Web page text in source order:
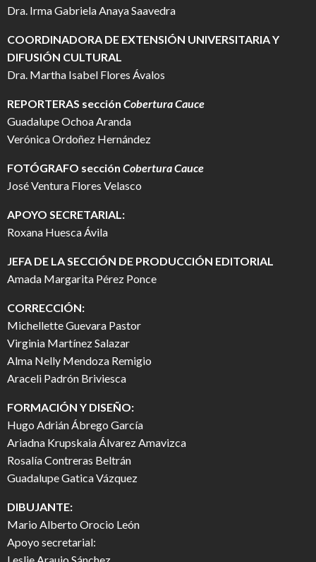
Dra. Irma Gabriela Anaya Saavedra
COORDINADORA DE EXTENSIÓN UNIVERSITARIA Y
DIFUSIÓN CULTURAL
Dra. Martha Isabel Flores Ávalos
REPORTERAS sección Cobertura Cauce
Guadalupe Ochoa Aranda
Verónica Ordoñez Hernández
FOTÓGRAFO sección Cobertura Cauce
José Ventura Flores Velasco
APOYO SECRETARIAL:
Roxana Huesca Ávila
JEFA DE LA SECCIÓN DE PRODUCCIÓN EDITORIAL
Amada Margarita Pérez Ponce
CORRECCIÓN:
Michellette Guevara Pastor
Virginia Martínez Salazar
Alma Nelly Mendoza Remigio
Araceli Padrón Briviesca
FORMACIÓN Y DISEÑO:
Hugo Adrián Ábrego García
Ariadna Krupskaia Álvarez Amavizca
Rosalía Contreras Beltrán
Guadalupe Gatica Vázquez
DIBUJANTE:
Mario Alberto Orocio León
Apoyo secretarial: